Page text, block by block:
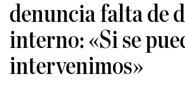
denuncia falta de
interno: «Si se
intervenimos»